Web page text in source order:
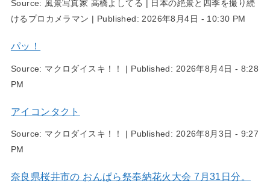
Source: 風景写真家 高橋よしてる | 日本の絶景と四季を撮り続
けるプロカメラマン | Published:2026年8月4日 - 10:30 PM
パッ！
Source: マクロダイスキ！！ | Published: 2026年8月4日 - 8:28
PM
アイコンタクト
Source: マクロダイスキ！！ | Published: 2026年8月3日 - 9:27
PM
奈良県桜井市の おんぱら祭奉納花火大会 7月31日分。